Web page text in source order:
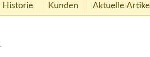
Historie Kunden Aktuelle Artikel